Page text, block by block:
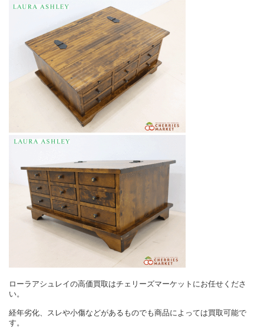
ローラアシュレイの高価買取はチェリーズマーケットにお任せくださ
い。
経年劣化、スレや小傷などがあるものでも商品によっては買取可能で
す。